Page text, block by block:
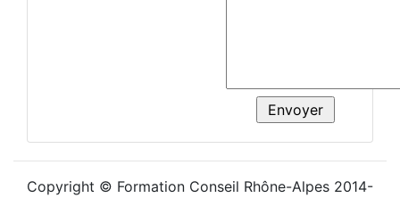
Copyright © Formation Conseil Rhône-Alpes 2014-